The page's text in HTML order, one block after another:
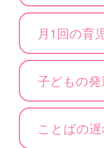
月1回の育
子どもの
ことばの